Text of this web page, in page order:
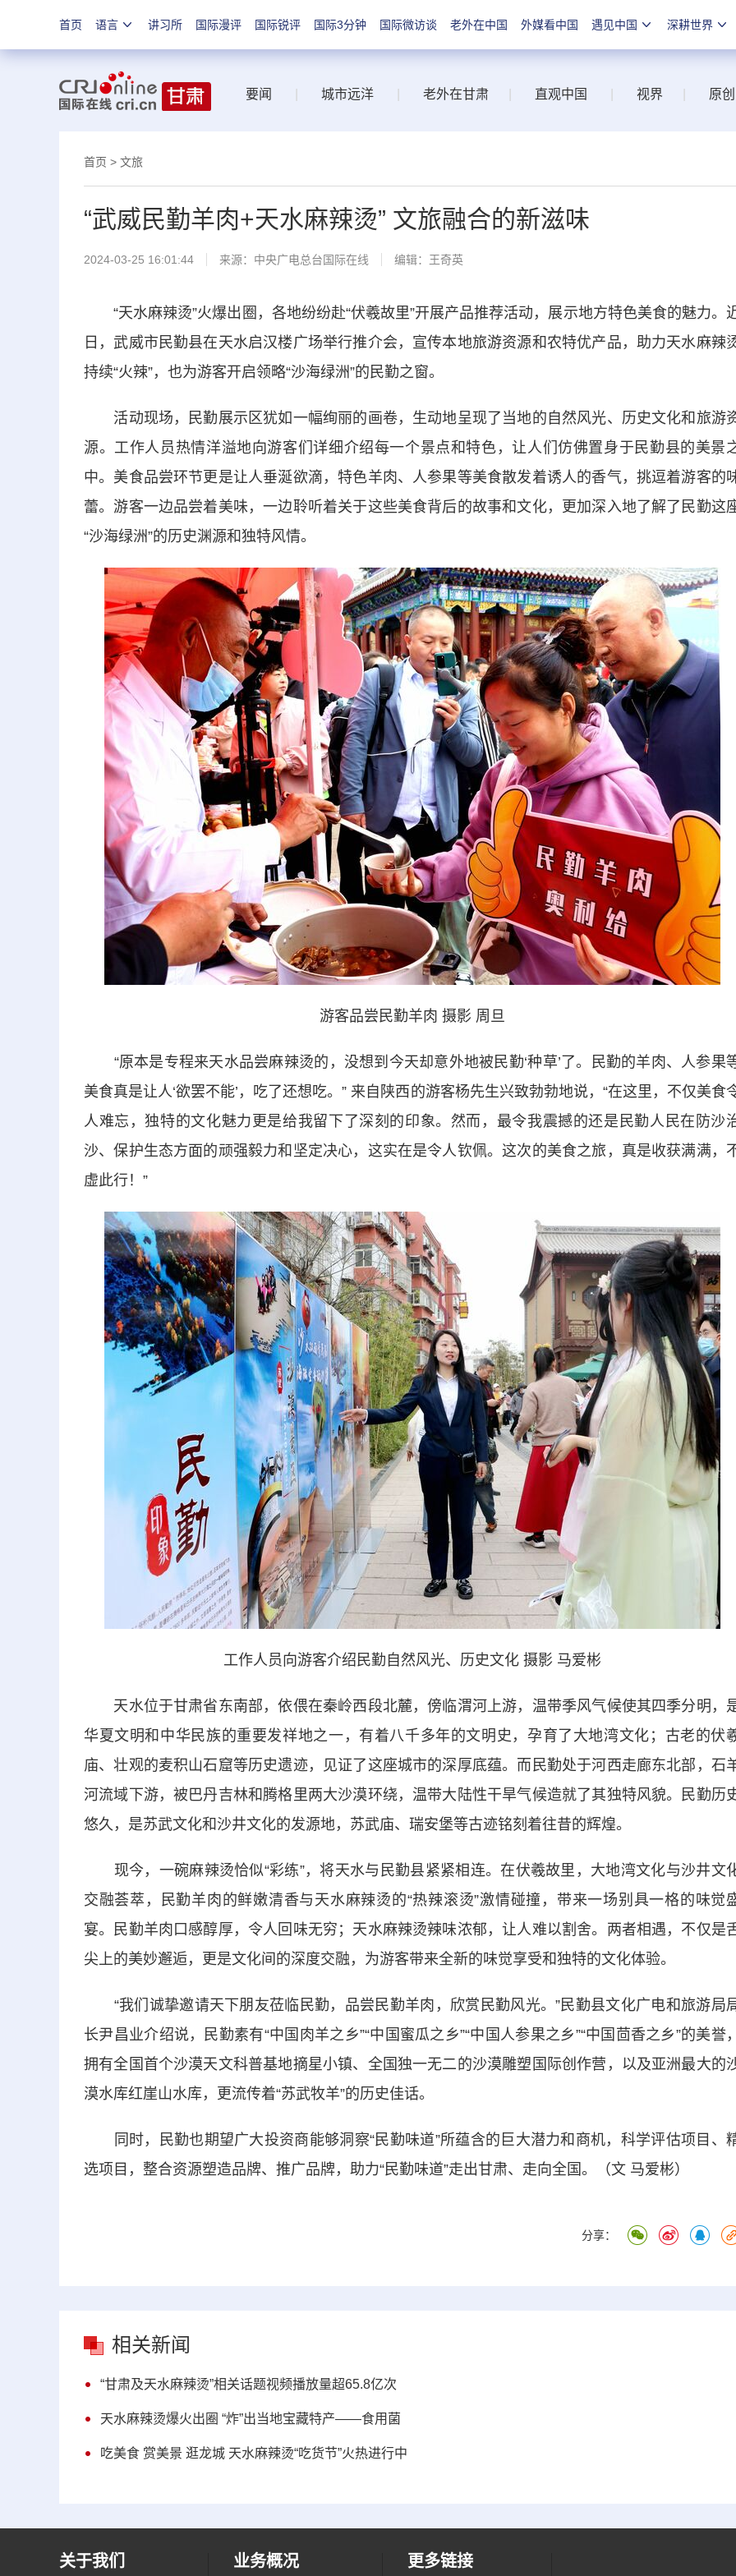
首页 语言 讲习所 国际漫评 国际锐评 国际3分钟 国际微访谈 老外在中国 外媒看中国 遇见中国 深耕世界
要闻 城市远洋 老外在甘肃 直观中国 视界 原创
首页 > 文旅
“武威民勤羊肉+天水麻辣烫” 文旅融合的新滋味
2024-03-25 16:01:44 来源：中央广电总台国际在线 编辑：王奇英
“天水麻辣烫”火爆出圈，各地纷纷赴“伏羲故里”开展产品推荐活动，展示地方特色美食的魅力。
日，武威市民勤县在天水启汉楼广场举行推介会，宣传本地旅游资源和农特优产品，助力天水麻辣
持续“火辣”，也为游客开启领略“沙海绿洲”的民勤之窗。
活动现场，民勤展示区犹如一幅绚丽的画卷，生动地呈现了当地的自然风光、历史文化和旅游
源。工作人员热情洋溢地向游客们详细介绍每一个景点和特色，让人们仿佛置身于民勤县的美景
中。美食品尝环节更是让人垂涎欲滴，特色羊肉、人参果等美食散发着诱人的香气，挑逗着游客的
蕾。游客一边品尝着美味，一边聆听着关于这些美食背后的故事和文化，更加深入地了解了民勤这
“沙海绿洲”的历史渊源和独特风情。
游客品尝民勤羊肉 摄影 周旦
“原本是专程来天水品尝麻辣烫的，没想到今天却意外地被民勤‘种草’了。民勤的羊肉、人参果
美食真是让人‘欲罢不能’，吃了还想吃。” 来自陕西的游客杨先生兴致勃勃地说，“在这里，不仅美食
人难忘，独特的文化魅力更是给我留下了深刻的印象。然而，最令我震撼的还是民勤人民在防沙
沙、保护生态方面的顽强毅力和坚定决心，这实在是令人钦佩。这次的美食之旅，真是收获满满，
虚此行！”
工作人员向游客介绍民勤自然风光、历史文化 摄影 马爱彬
天水位于甘肃省东南部，依偎在秦岭西段北麓，傍临渭河上游，温带季风气候使其四季分明，
华夏文明和中华民族的重要发祥地之一，有着八千多年的文明史，孕育了大地湾文化；古老的伏
庙、壮观的麦积山石窟等历史遗迹，见证了这座城市的深厚底蕴。而民勤处于河西走廊东北部，石
河流域下游，被巴丹吉林和腾格里两大沙漠环绕，温带大陆性干旱气候造就了其独特风貌。民勤历
悠久，是苏武文化和沙井文化的发源地，苏武庙、瑞安堡等古迹铭刻着往昔的辉煌。
现今，一碗麻辣烫恰似“彩练”，将天水与民勤县紧紧相连。在伏羲故里，大地湾文化与沙井文
交融荟萃，民勤羊肉的鲜嫩清香与天水麻辣烫的“热辣滚烫”激情碰撞，带来一场别具一格的味觉
宴。民勤羊肉口感醇厚，令人回味无穷；天水麻辣烫辣味浓郁，让人难以割舍。两者相遇，不仅是
尖上的美妙邂逅，更是文化间的深度交融，为游客带来全新的味觉享受和独特的文化体验。
“我们诚挚邀请天下朋友莅临民勤，品尝民勤羊肉，欣赏民勤风光。”民勤县文化广电和旅游局
长尹昌业介绍说，民勤素有“中国肉羊之乡”“中国蜜瓜之乡”“中国人参果之乡”“中国茴香之乡”的美誉，
拥有全国首个沙漠天文科普基地摘星小镇、全国独一无二的沙漠雕塑国际创作营，以及亚洲最大的
漠水库红崖山水库，更流传着“苏武牧羊”的历史佳话。
同时，民勤也期望广大投资商能够洞察“民勤味道”所蕴含的巨大潜力和商机，科学评估项目、
选项目，整合资源塑造品牌、推广品牌，助力“民勤味道”走出甘肃、走向全国。（文 马爱彬）
分享：
相关新闻
“甘肃及天水麻辣烫”相关话题视频播放量超65.8亿次
天水麻辣烫爆火出圈 “炸”出当地宝藏特产——食用菌
吃美食 赏美景 逛龙城 天水麻辣烫“吃货节”火热进行中
关于我们 业务概况 更多链接